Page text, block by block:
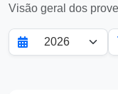
Visão geral dos